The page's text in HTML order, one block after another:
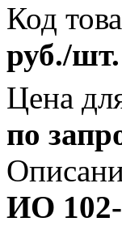
Код
руб./шт.
Цена
по
ИО